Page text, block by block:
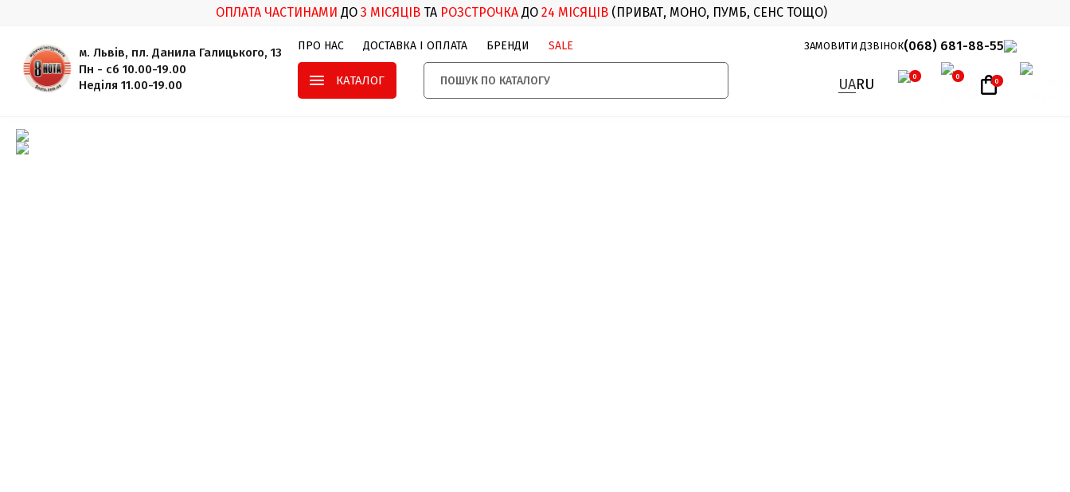
ОПЛАТА ЧАСТИНАМИ ДО 3 МІСЯЦІВ ТА РОЗСТРОЧКА ДО 24 МІСЯЦІВ (ПРИВАТ, МОНО, ПУМБ, СЕНС ТОЩО)
м. Львів, пл. Данила Галицького, 13
Пн - сб 10.00-19.00
Неділя 11.00-19.00
ПРО НАС ДОСТАВКА І ОПЛАТА БРЕНДИ SALE (068) 681-88-55
ЗАМОВИТИ ДЗВІНОК
КАТАЛОГ UARU 0 0
0